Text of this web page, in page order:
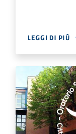
LEGGI DI PIÙ